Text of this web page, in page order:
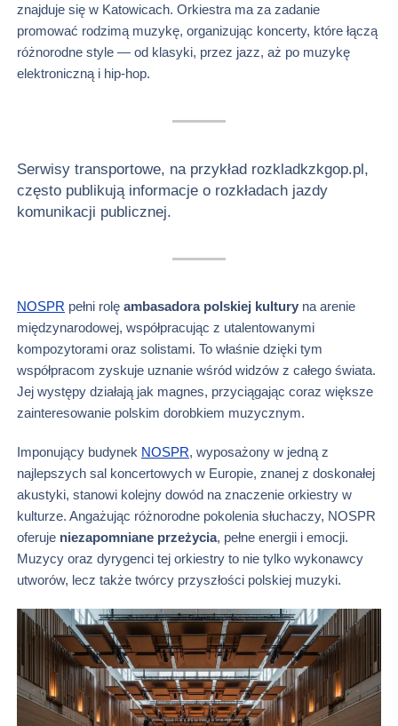
znajduje się w Katowicach. Orkiestra ma za zadanie
promować rodzimą muzykę, organizując koncerty, które łączą
różnorodne style — od klasyki, przez jazz, aż po muzykę
elektroniczną i hip-hop.
Serwisy transportowe, na przykład rozkladkzkgop.pl,
często publikują informacje o rozkładach jazdy
komunikacji publicznej.
NOSPR pełni rolę ambasadora polskiej kultury na arenie
międzynarodowej, współpracując z utalentowanymi
kompozytorami oraz solistami. To właśnie dzięki tym
współpracom zyskuje uznanie wśród widzów z całego świata.
Jej występy działają jak magnes, przyciągając coraz większe
zainteresowanie polskim dorobkiem muzycznym.
Imponujący budynek NOSPR, wyposażony w jedną z
najlepszych sal koncertowych w Europie, znanej z doskonałej
akustyki, stanowi kolejny dowód na znaczenie orkiestry w
kulturze. Angażując różnorodne pokolenia słuchaczy, NOSPR
oferuje niezapomniane przeżycia, pełne energii i emocji.
Muzycy oraz dyrygenci tej orkiestry to nie tylko wykonawcy
utworów, lecz także twórcy przyszłości polskiej muzyki.